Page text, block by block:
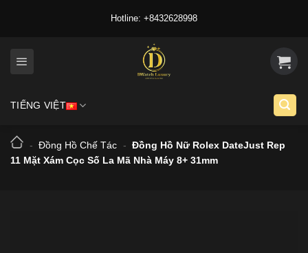
Hotline: +8432628998
TIẾNG VIỆT
- Đồng Hồ Chế Tác - Đồng Hồ Nữ Rolex DateJust Rep
11 Mặt Xám Cọc Số La Mã Nhà Máy 8+ 31mm